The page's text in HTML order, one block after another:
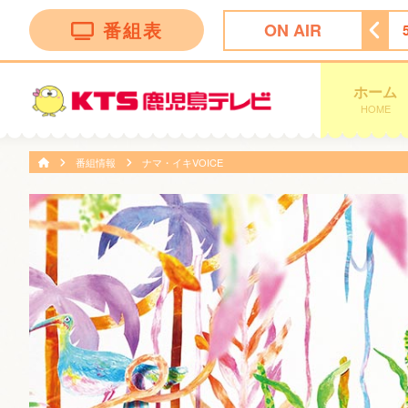
番組表 ON AIR
ピング 4:55 ビタブリッドジャパンテレビショッピング
ホーム
HOME
番組情報 ナマ・イキVOICE